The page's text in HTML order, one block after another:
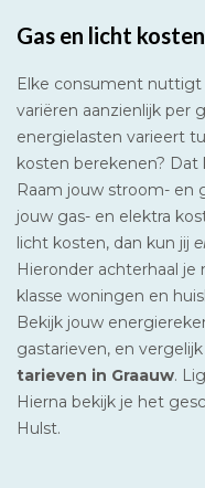
Gas en licht
Elke consument
variëren aanzienlijk per
energielasten varieert
kosten berekenen? Dat
Raam jouw stroom- en
jouw gas- en elektra
licht kosten, dan kun jij
Hieronder achterhaal
klasse woningen en
Bekijk jouw
gastarieven, en
tarieven in Graauw.
Hierna bekijk je het
Hulst.